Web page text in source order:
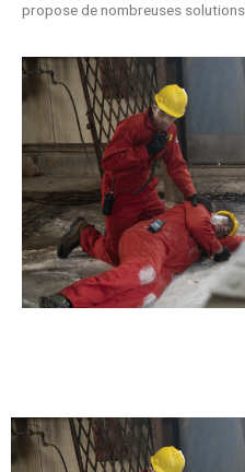
propose de nombreuses